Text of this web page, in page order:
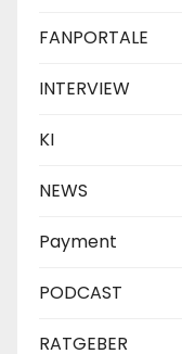
FANPORTALE
INTERVIEW
KI
NEWS
Payment
PODCAST
RATGEBER